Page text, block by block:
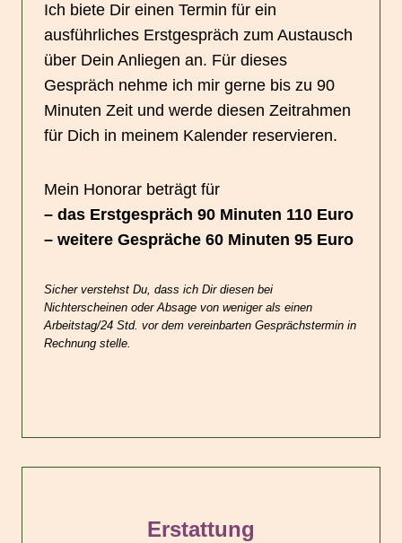
Ich biete Dir einen Termin für ein
ausführliches Erstgespräch zum Austausch
über Dein Anliegen an. Für dieses
Gespräch nehme ich mir gerne bis zu 90
Minuten Zeit und werde diesen Zeitrahmen
für Dich in meinem Kalender reservieren.
Mein Honorar beträgt für
– das Erstgespräch 90 Minuten 110 Euro
– weitere Gespräche 60 Minuten 95 Euro
Sicher verstehst Du, dass ich Dir diesen bei
Nichterscheinen oder Absage von weniger als einen
Arbeitstag/24 Std. vor dem vereinbarten Gesprächstermin in
Rechnung stelle.
Erstattung